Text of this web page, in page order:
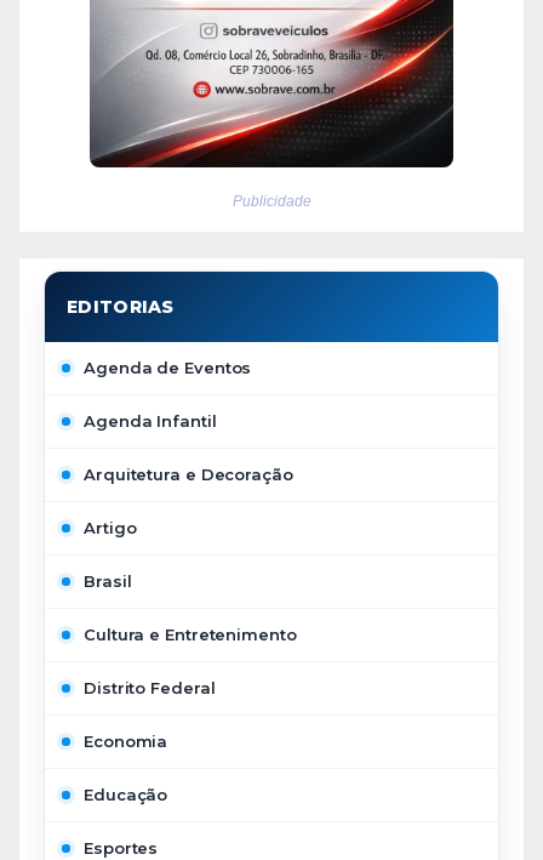
Publicidade
Agenda de Eventos
Agenda Infantil
Arquitetura e Decoração
Artigo
Brasil
Cultura e Entretenimento
Distrito Federal
Economia
Educação
Esportes